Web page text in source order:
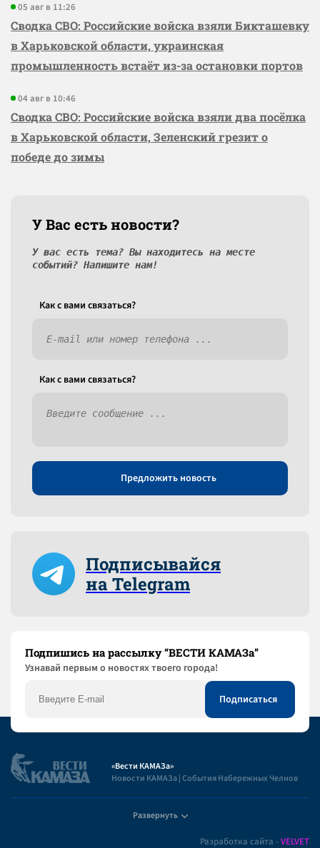
05 авг в 11:26
Сводка СВО: Российские войска взяли Бикташевку
в Харьковской области, украинская
промышленность встаёт из-за остановки портов
04 авг в 10:46
Сводка СВО: Российские войска взяли два посёлка
в Харьковской области, Зеленский грезит о
победе до зимы
У Вас есть новости?
У вас есть тема? Вы находитесь на месте
событий? Напишите нам!
Как c вами связаться?
Как c вами связаться?
Предложить новость
Подписывайся
на Telegram
Подпишись на рассылку “ВЕСТИ КАМАЗа”
Узнaвай первым о новостях твоего города!
«Вести КАМАЗа»
Новости КАМАЗа | События Набережных Челнов
Развернуть
Разработка сайта -VELVET